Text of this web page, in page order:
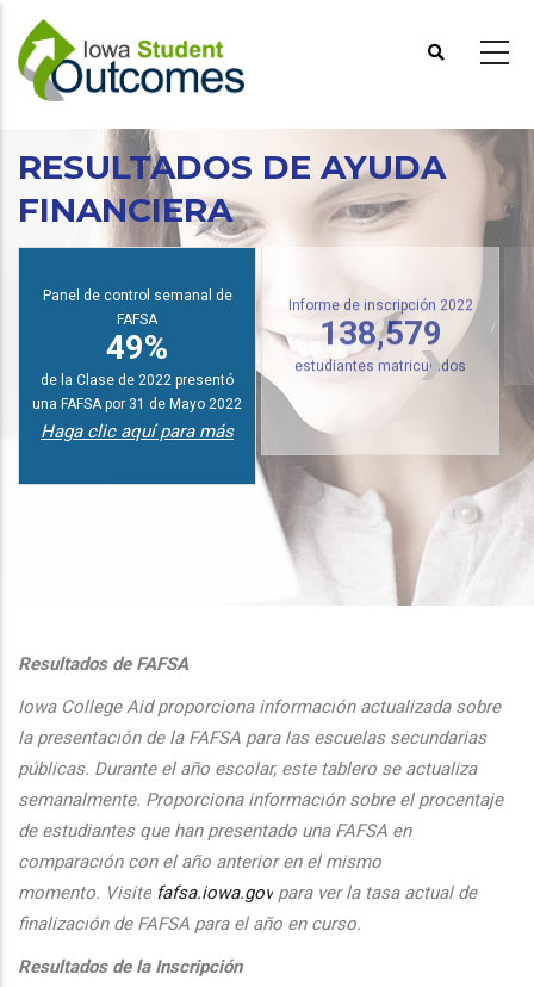
Pasar
contenido
principal
RESULTADOS DE AYUDA
FINANCIERA
Panel de control semanal de
FAFSA
49%
de la Clase de 2022 presentó
una FAFSA por 31 de Mayo 2022
Haga clic aquí para más
Informe de inscripción 2022
138,579
estudiantes matriculados
Resultados de FAFSA
Iowa College Aid proporciona información actualizada sobre
la presentación de la FAFSA para las escuelas secundarias
públicas. Durante el año escolar, este tablero se actualiza
semanalmente. Proporciona información sobre el procentaje
de estudiantes que han presentado una FAFSA en
comparación con el año anterior en el mismo
momento. Visite fafsa.iowa.gov para ver la tasa actual de
finalización de FAFSA para el año en curso.
Resultados de la Inscripción